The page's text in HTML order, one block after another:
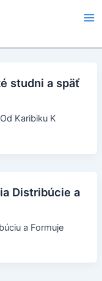
studni a späť
Karibiku K
Distribúcie a
a Formuje